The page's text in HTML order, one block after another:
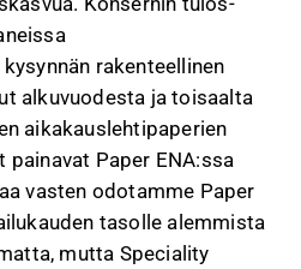
rakenteellinen
alkuvuodesta ja toisaalta
aikakauslehtipaperien
painavat Paper ENA:ssa
vasten odotamme Paper
tasolle alemmista
mutta Speciality